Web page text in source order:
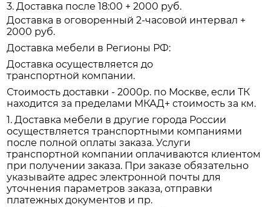
3. Доставка после 18:00 + 2000 руб.
Доставка в оговоренный 2-часовой интервал +
2000 руб.
Доставка мебели в Регионы РФ:
Доставка осуществляется до
транспортной компании.
Стоимость доставки - 2000р. по Москве, если ТК
находится за пределами МКАД+ стоимость за км.
1. Доставка мебели в другие города России
осуществляется транспортными компаниями
после полной оплаты заказа. Услуги
транспортной компании оплачиваются клиентом
при получении заказа. При заказе обязательно
указывайте адрес электронной почты для
уточнения параметров заказа, отправки
платежных документов и пр.